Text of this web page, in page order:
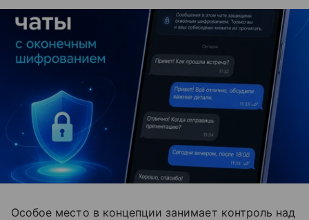
Особое место в концепции занимает контроль над